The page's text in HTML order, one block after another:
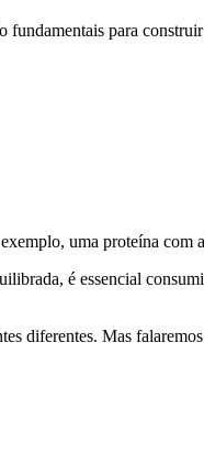
para
uma proteína
é essencial
diferentes. Mas